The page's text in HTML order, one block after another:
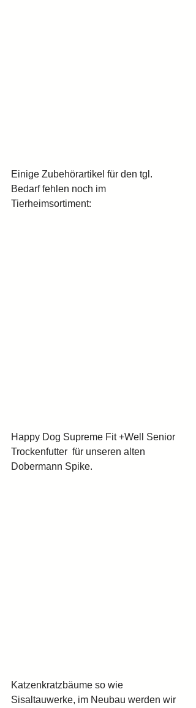
Einige Zubehörartikel für den tgl.
Bedarf fehlen noch im
Tierheimsortiment:
Happy Dog Supreme Fit +Well Senior
Trockenfutter  für unseren alten
Dobermann Spike.
Katzenkratzbäume so wie
Sisaltauwerke, im Neubau werden wir